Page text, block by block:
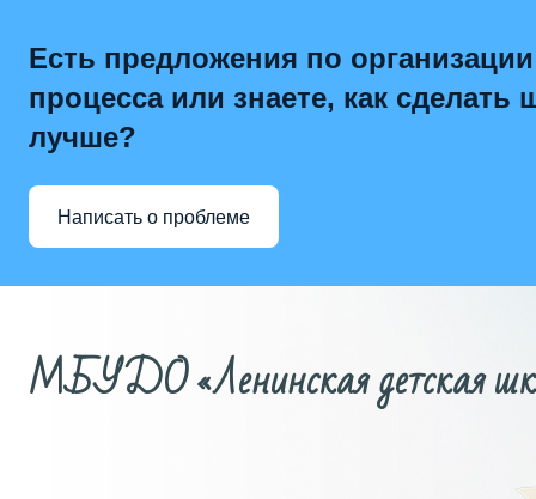
Есть предложения по
процесса или знаете, как сделать
лучше?
Написать о проблеме
МБУДО «Ленинская детская